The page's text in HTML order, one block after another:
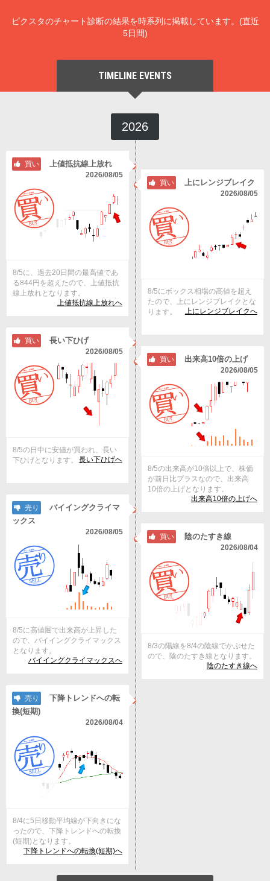
ピクスタのチャート診断の結果を時系列に掲載しています。(直近
5日間)
TIMELINE EVENTS
2026
買い 上値抵抗線上放れ
2026/08/05
8/5に、過去20日間の最高値であ
る844円を超えたので、上値抵抗
線上放れとなります。
上値抵抗線上放れへ
買い 上にレンジブレイク
2026/08/05
8/5にボックス相場の高値を超え
たので、上にレンジブレイクとな
ります。
上にレンジブレイクへ
買い 長い下ひげ
2026/08/05
8/5の日中に安値が買われ、長い
下ひげとなります。
長い下ひげへ
買い 出来高10倍の上げ
2026/08/05
8/5の出来高が10倍以上で、株価
が前日比プラスなので、出来高
10倍の上げとなります。
出来高10倍の上げへ
売り
バイイングクライマ
ックス
2026/08/05
8/5に高値圏で出来高が上昇した
ので、バイイングクライマックス
となります。
バイイングクライマックスへ
買い 陰のたすき線
2026/08/04
8/3の陽線を8/4の陰線でかぶせた
ので、陰のたすき線となります。
陰のたすき線へ
売り
下降トレンドへの転
換(短期)
2026/08/04
8/4に5日移動平均線が下向きにな
ったので、下降トレンドへの転換
(短期)となります。
下降トレンドへの転換(短期)へ